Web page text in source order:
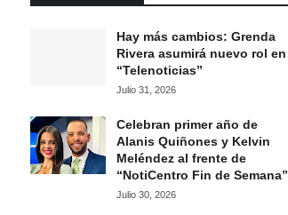
Hay más cambios: Grenda
Rivera asumirá nuevo rol en
“Telenoticias”
Julio 31, 2026
Celebran primer año de
Alanis Quiñones y Kelvin
Meléndez al frente de
“NotiCentro Fin de Semana”
Julio 30, 2026